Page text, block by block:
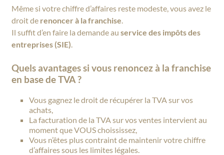
Même si votre chiffre d’affaires reste modeste, vous avez le
droit de renoncer à la franchise
Il suffit d’en faire la demande auservice des impôts des
entreprises (SIE)
Quels avantages si vous renoncez à la franchise
en base de TVA ?
Vous gagnez le droit de récupérer la TVA sur vos
achats,
La facturation de la TVA sur vos ventes intervient au
moment que VOUS choississez,
Vous n’êtes plus contraint de maintenir votre chiffre
d’affaires sous les limites légales.